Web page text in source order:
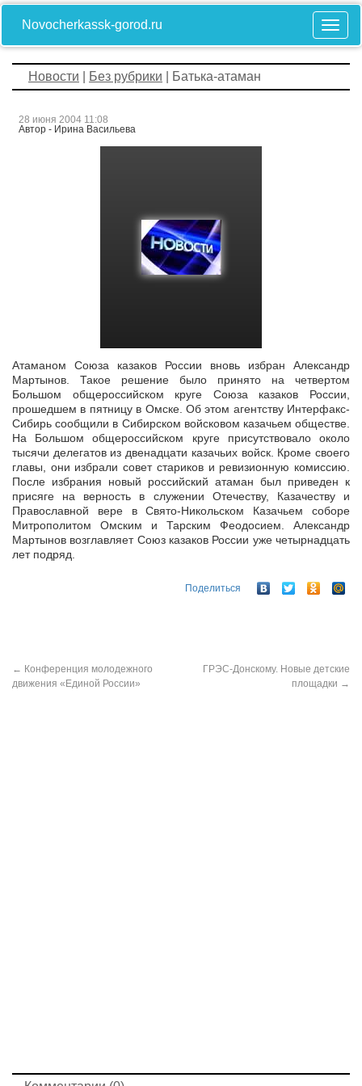
Novocherkassk-gorod.ru
Новости Без рубрики | Батька-атаман
28 июня 2004 11:08
Автор - Ирина Васильева
Атаманом Союза казаков России вновь избран Александр
Мартынов. Такое решение было принято на четвертом
Большом общероссийском круге Союза казаков России,
прошедшем в пятницу в Омске. Об этом агентствуИнтерфакс-
Сибирь сообщили в Сибирском войсковом казачьем обществе.
На Большом общероссийском круге присутствовало около
тысячи делегатов из двенадцати казачьих войск. Кроме своего
главы, они избрали совет стариков и ревизионную комиссию.
После избрания новый российский атаман был приведен к
присяге на верность в служении Отечеству, Казачеству и
Православной вере в Свято-Никольском Казачьем соборе
Митрополитом Омским и Тарским Феодосием. Александр
Мартынов возглавляет Союз казаков России уже четырнадцать
лет подряд.
Поделиться
← Конференция молодежного
движения «Единой России»
ГРЭС-Донскому. Новые детские
площадки →